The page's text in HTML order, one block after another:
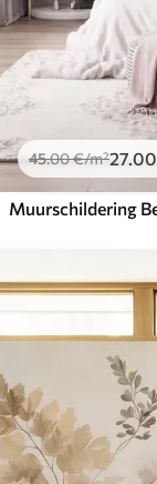
45.00€/m²27.00